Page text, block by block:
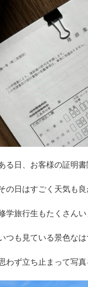
る日、お客様の証明
の日はすごく天気も
学旅行生もたくさんい
つも見ている景色な
わず立ち止まって写真